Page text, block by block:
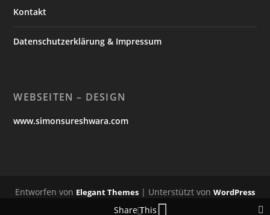
Kontakt
Datenschutzerklärung & Impressum
WEBSEITEN – DESIGN
www.simonsureshwara.com
Entworfen von Elegant Themes | Unterstützt von WordPress
Share This